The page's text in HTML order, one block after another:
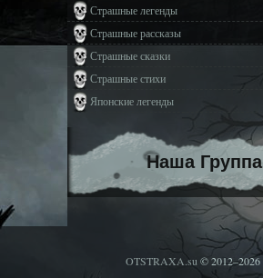
Страшные легенды
Страшные рассказы
Страшные сказки
Страшные стихи
Японские легенды
Наша Группа
OTSTRAXA.su© 2012–2026